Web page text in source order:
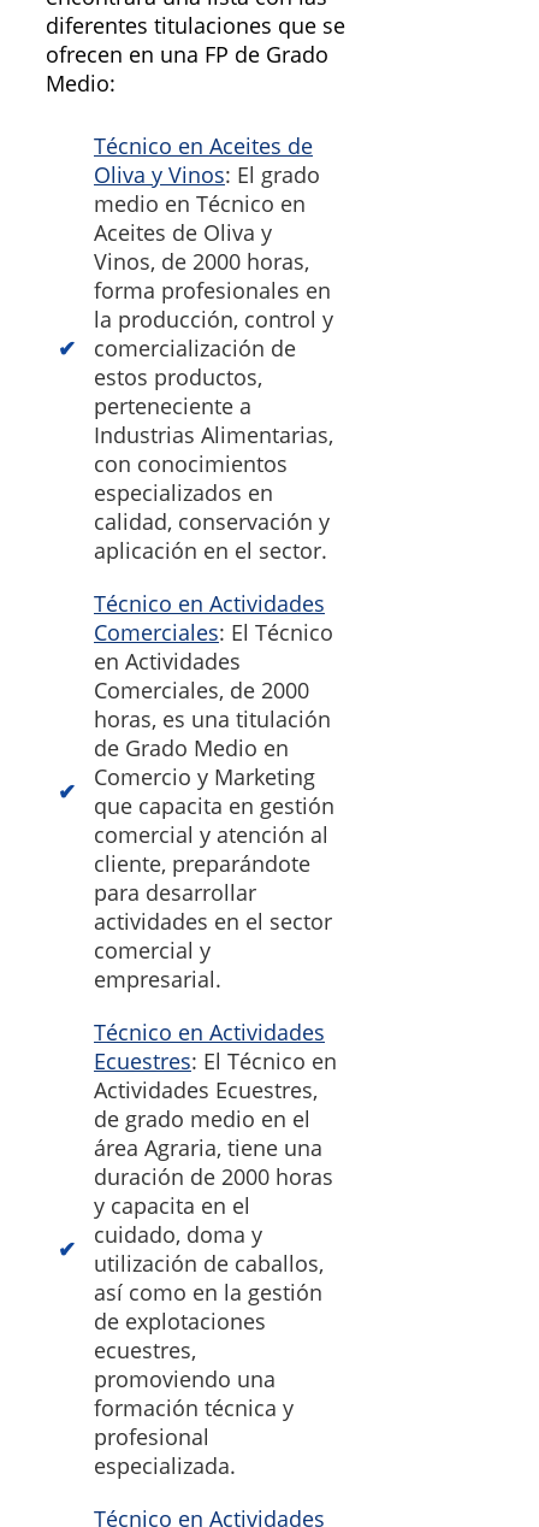
diferentes titulaciones que se
ofrecen en una FP de Grado
Medio:
Técnico en Aceites de
Oliva y Vinos: El grado
medio en Técnico en
Aceites de Oliva y
Vinos, de 2000 horas,
forma profesionales en
la producción, control y
comercialización de
estos productos,
perteneciente a
Industrias Alimentarias,
con conocimientos
especializados en
calidad, conservación y
aplicación en el sector.
Técnico en Actividades
Comerciales: El Técnico
en Actividades
Comerciales, de 2000
horas, es una titulación
de Grado Medio en
Comercio y Marketing
que capacita en gestión
comercial y atención al
cliente, preparándote
para desarrollar
actividades en el sector
comercial y
empresarial.
Técnico en Actividades
Ecuestres: El Técnico en
Actividades Ecuestres,
de grado medio en el
área Agraria, tiene una
duración de 2000 horas
y capacita en el
cuidado, doma y
utilización de caballos,
así como en la gestión
de explotaciones
ecuestres,
promoviendo una
formación técnica y
profesional
especializada.
Técnico en Actividades